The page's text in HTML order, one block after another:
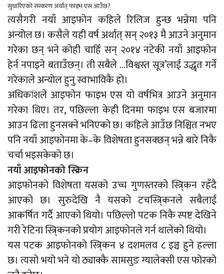
सुधारिएको संस्करण अर्थात् फाइभ एस आउँछ?
त्यसैगरी नयाँ आइफोन कहिले रिलिज हुन्छ भन्नेमा पनि
अन्योल छ। कसैले यही वर्ष अर्थात् सन् २०१३ मै आउने अनुमान
गरेका छन् भने कोही चाहिँ सन् २०१४ नटेकी नयाँ आइफोन
हेर्न नपाइने बताउँछन्। ती सबैले …विश्वस्त सूत्र’लाई उद्धृत गर्ने
गरेकाले अन्योल हुनु स्वाभाविकै हो।
अधिकांशले आइफोन फाइभ एस यो वर्षभित्र आउने अनुमान
गरेका थिए। तर, पछिल्ला केही दिनमा फाइभ एस बजारमा
आउन ढिला हुनसक्ने भनिएको छ। कहिले आउँछ निश्चित नभए
पनि नयाँ आइफोनमा के–के विशेषता हुनसक्छन् भन्ने बारे निकै
चर्चा भइसकेको छ।
नयाँ आइफोनको स्क्रिन
आइफोनको विशेषता यसको उच्च गुणस्तरको स्त्रि्कन रहँदै
आएको छ। सुरुदेखि नै यसको टचस्त्रि्कनले सबैलाई
आकर्षित गर्दै आएको थियो। पछिल्लो पटक निकै स्पष्ट देखिने
गरी रेटिना स्त्रि्कनको प्रयोग आइफोनले गर्न थालेको थियो।
यस पटक आइफोनको स्त्रि्कन ४ दशमलव ८ इञ्च हुने हल्ला
छ। त्यसो भयो भने यो ठ्याक्कै सामसुङ ग्यालेक्सी एस फोरको